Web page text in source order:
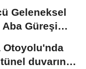
Geleneksel
Güreşi
Otoyolu'nda
duvarına